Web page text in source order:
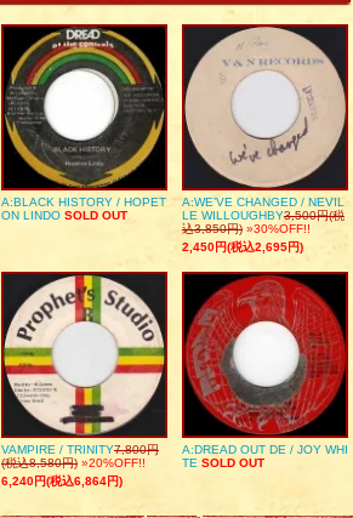
A:BLACK HISTORY / HOPET
ON LINDO SOLD OUT
A:WE’VE CHANGED / NEVIL
LE WILLOUGHBY3,500円(税
込3,850円) »30%OFF!!
2,450円(税込2,695円)
VAMPIRE / TRINITY7,800円
(税込8,580円) »20%OFF!!
6,240円(税込6,864円)
A:DREAD OUT DE / JOY WHI
TE SOLD OUT